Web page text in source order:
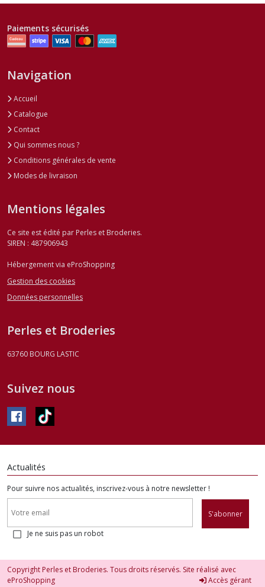
Paiements sécurisés
Navigation
Accueil
Catalogue
Contact
Qui sommes nous ?
Conditions générales de vente
Modes de livraison
Mentions légales
Ce site est édité par Perles et Broderies.
SIREN : 487906943
Hébergement via eProShopping
Gestion des cookies
Données personnelles
Perles et Broderies
63760 BOURG LASTIC
Suivez nous
Actualités
Pour suivre nos actualités, inscrivez-vous à notre newsletter !
S'abonner
Je ne suis pas un robot
Copyright Perles et Broderies. Tous droits réservés. Site réalisé avec
eProShopping
Accès gérant